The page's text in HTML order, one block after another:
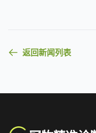
返回新闻列表